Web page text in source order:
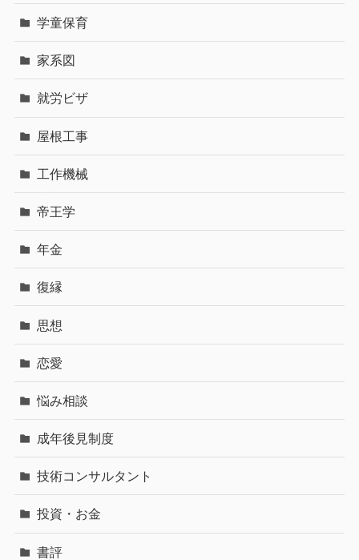
学童保育
家系図
就労ビザ
屋根工事
工作機械
帝王学
年金
復縁
思想
恋愛
悩み相談
成年後見制度
技術コンサルタント
投資・お金
書評